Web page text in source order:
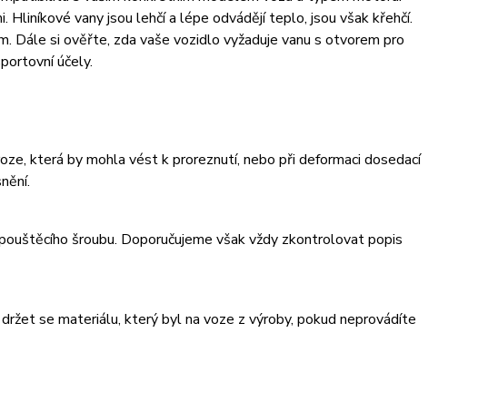
vany jsou lehčí a lépe odvádějí teplo, jsou však křehčí.
Dále si ověřte, zda vaše vozidlo vyžaduje vanu s otvorem pro
účely.
která by mohla vést k proreznutí, nebo při deformaci dosedací
šroubu. Doporučujeme však vždy zkontrolovat popis
se materiálu, který byl na voze z výroby, pokud neprovádíte